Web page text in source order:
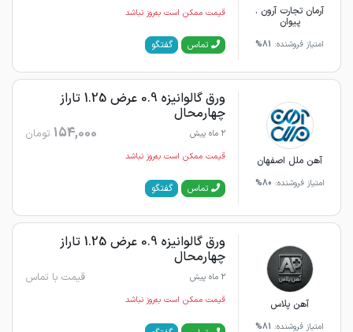
آرمان تجارت آرون .
پیوان
امتیاز فروشنده: 81%
قیمت ممکن است به‌روز نباشد
تماس گفتگو
آهن ملل اصفهان
امتیاز فروشنده: 80%
ورق گالوانیزه 0.9 عرض 1.25 تاراز
چهارمحال
2 ماه پیش 154,000 تومان
قیمت ممکن است به‌روز نباشد
تماس گفتگو
آهن پلاس
امتیاز فروشنده: 81%
ورق گالوانیزه 0.9 عرض 1.25 تاراز
چهارمحال
2 ماه پیش قیمت با تماس
قیمت ممکن است به‌روز نباشد